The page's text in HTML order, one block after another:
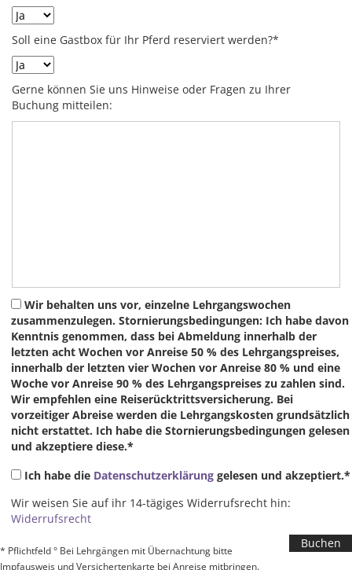
Soll eine Gastbox für Ihr Pferd reserviert werden?*
Gerne können Sie uns Hinweise oder Fragen zu Ihrer
Buchung mitteilen:
Wir behalten uns vor, einzelne Lehrgangswochen
zusammenzulegen. Stornierungsbedingungen: Ich habe davon
Kenntnis genommen, dass bei Abmeldung innerhalb der
letzten acht Wochen vor Anreise 50 % des Lehrgangspreises,
innerhalb der letzten vier Wochen vor Anreise 80 % und eine
Woche vor Anreise 90 % des Lehrgangspreises zu zahlen sind.
Wir empfehlen eine Reiserücktrittsversicherung. Bei
vorzeitiger Abreise werden die Lehrgangskosten grundsätzlich
nicht erstattet. Ich habe die Stornierungsbedingungen gelesen
und akzeptiere diese.*
Ich habe die Datenschutzerklärung gelesen und akzeptiert.*
Wir weisen Sie auf ihr 14-tägiges Widerrufsrecht hin:
Widerrufsrecht
* Pflichtfeld ° Bei Lehrgängen mit Übernachtung bitte
Impfausweis und Versichertenkarte bei Anreise mitbringen.